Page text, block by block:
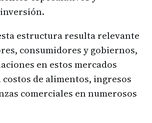
estructura resulta relevante
consumidores y gobiernos,
en estos mercados
de alimentos, ingresos
comerciales en numerosos